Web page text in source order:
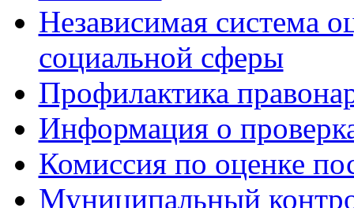
Независимая система
социальной сферы
Профилактика
Информация о
Комиссия по оценке
Муниципальный